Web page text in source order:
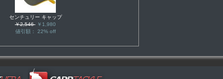
センチュリー キャップ
￥2,546 ￥1,980
値引額： 22% off